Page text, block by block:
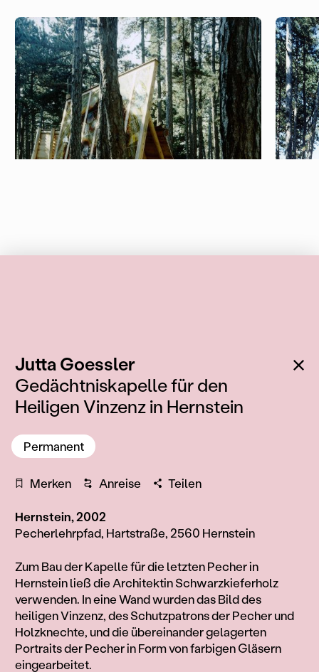
Jutta Goessler:
Gedächtniskapelle für den
Heiligen Vinzenz in Hernstein
Permanent
Merken Anreise Teilen
Hernstein, 2002
Pecherlehrpfad, Hartstraße, 2560 Hernstein
Information
Zum Bau der Kapelle für die letzten Pecher in
Hernstein ließ die Architektin Schwarzkieferholz
verwenden. In eine Wand wurden das Bild des
heiligen Vinzenz, des Schutzpatrons der Pecher und
Holzknechte, und die übereinander gelagerten
Portraits der Pecher in Form von farbigen Gläsern
eingearbeitet.